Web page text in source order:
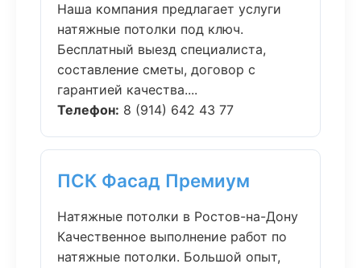
Наша компания предлагает услуги
натяжные потолки под ключ.
Бесплатный выезд специалиста,
составление сметы, договор с
гарантией качества....
Телефон: 8 (914) 642 43 77
ПСК Фасад Премиум
Натяжные потолки в Ростов-на-Дону
Качественное выполнение работ по
натяжные потолки. Большой опыт,